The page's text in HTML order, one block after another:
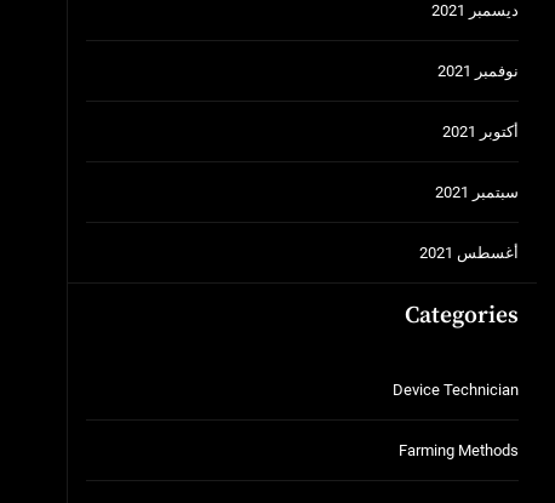
ديسمبر 2021
نوفمبر 2021
أكتوبر 2021
سبتمبر 2021
أغسطس 2021
Categories
Device Technician
Farming Methods